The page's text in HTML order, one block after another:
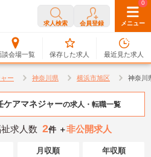
求人検索 会員登録 メニュー
談会場一覧
0
保存した求人
0
最近見た求人
ー 神奈川県 横浜市旭区 神奈川
ケアマネジャーの求人・転職一覧
求人数 2件 ＋非公開求人
月収順 年収順